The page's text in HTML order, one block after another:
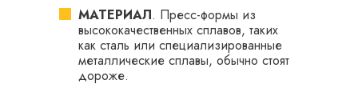
МАТЕРИАЛ. Пресс-формы из
высококачественных сплавов, таких
как сталь или специализированные
металлические сплавы, обычно стоят
дороже.